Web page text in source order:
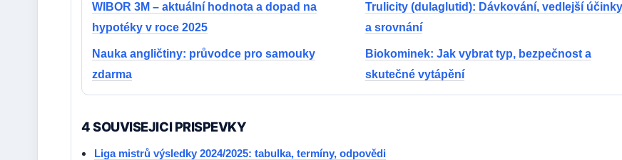
WIBOR 3M – aktuální hodnota a dopad na
hypotéky v roce 2025
Trulicity (dulaglutid): Dávkování, vedlejší účinky
a srovnání
Nauka angličtiny: průvodce pro samouky
zdarma
Biokominek: Jak vybrat typ, bezpečnost a
skutečné vytápění
4 SOUVISEJICI PRISPEVKY
Liga mistrů výsledky 2024/2025: tabulka, termíny, odpovědi